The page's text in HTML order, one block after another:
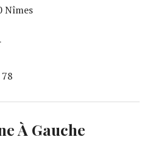
Nîmes
À Gauche